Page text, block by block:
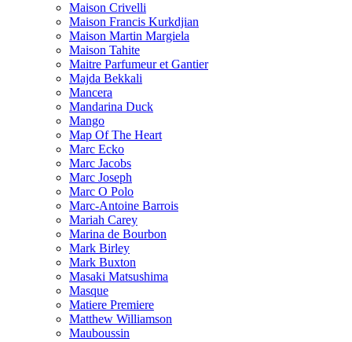
Maison Crivelli
Maison Francis Kurkdjian
Maison Martin Margiela
Maison Tahite
Maitre Parfumeur et Gantier
Majda Bekkali
Mancera
Mandarina Duck
Mango
Map Of The Heart
Marc Ecko
Marc Jacobs
Marc Joseph
Marc O Polo
Marc-Antoine Barrois
Mariah Carey
Marina de Bourbon
Mark Birley
Mark Buxton
Masaki Matsushima
Masque
Matiere Premiere
Matthew Williamson
Mauboussin